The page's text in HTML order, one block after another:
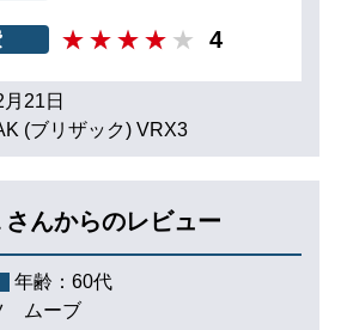
4
21日
(ブリザック) VRX3
さんからのレビュー
年齢： 60代
ムーブ